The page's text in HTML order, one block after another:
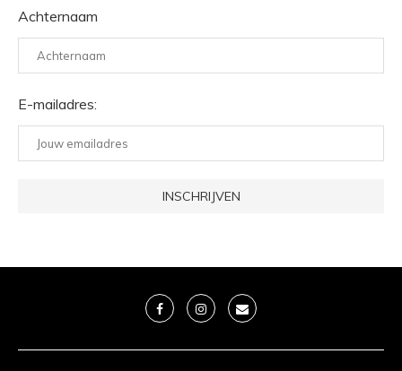
Achternaam
E-mailadres: